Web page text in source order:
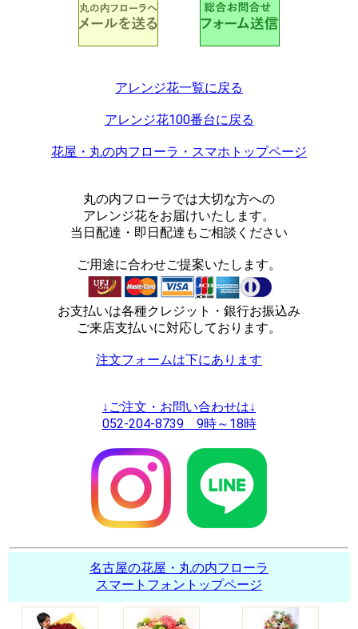
アレンジ花一覧に戻る
アレンジ花100番台に戻る
花屋・丸の内フローラ・スマホトップページ
丸の内フローラでは大切な方への
アレンジ花をお届けいたします。
当日配達・即日配達もご相談ください
ご用途に合わせご提案いたします。
お支払いは各種クレジット・銀行お振込み
ご来店支払いに対応しております。
注文フォームは下にあります
↓ご注文・お問い合わせは↓
052-204-8739 9時～18時
名古屋の花屋・丸の内フローラ
スマートフォントップページ